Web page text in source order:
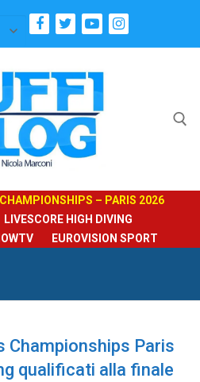
– PARIS 2026
LIVESCORE HIGH DIVING
EUROVISION SPORT
Championships Paris
qualificati alla finale